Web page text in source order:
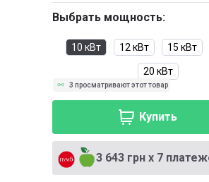
Выбрать мощность:
Купить
3 643 грн х 7
10 кВт 12 кВт 15 кВт
20 кВт
3 просматривают этот товар